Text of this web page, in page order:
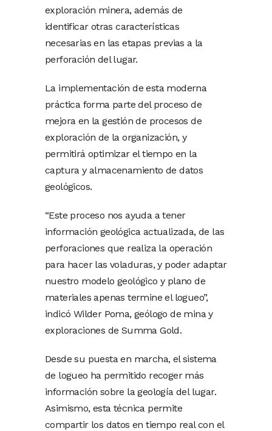
exploración minera, además de
identificar otras características
necesarias en las etapas previas a la
perforación del lugar.
La implementación de esta moderna
práctica forma parte del proceso de
mejora en la gestión de procesos de
exploración de la organización, y
permitirá optimizar el tiempo en la
captura y almacenamiento de datos
geológicos.
“Este proceso nos ayuda a tener
información geológica actualizada, de las
perforaciones que realiza la operación
para hacer las voladuras, y poder adaptar
nuestro modelo geológico y plano de
materiales apenas termine el logueo”,
indicó Wilder Poma, geólogo de mina y
exploraciones de Summa Gold.
Desde su puesta en marcha, el sistema
de logueo ha permitido recoger más
información sobre la geología del lugar.
Asimismo, esta técnica permite
compartir los datos en tiempo real con el